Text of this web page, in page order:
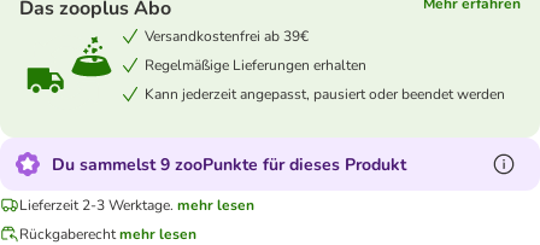
Das zooplus Abo
Versandkostenfrei ab 39€
Regelmäßige Lieferungen erhalten
Kann jederzeit angepasst, pausiert oder beendet werden
Du sammelst 9 zooPunkte für dieses Produkt
Lieferzeit 2-3 Werktage. mehr lesen
Rückgaberechtmehr lesen